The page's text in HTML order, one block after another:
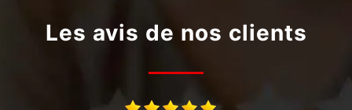
Les avis de nos clients